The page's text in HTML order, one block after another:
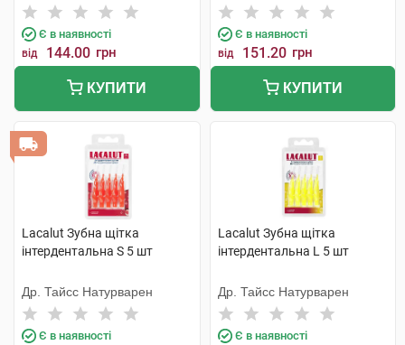
Меньюфекчурінг
Є в наявності
від 144.00 грн
КУПИТИ
Є в наявності
від 151.20 грн
КУПИТИ
Lacalut Зубна щітка
інтердентальна S 5 шт
Др. Тайсс Натурварен
Є в наявності
Lacalut Зубна щітка
інтердентальна L 5 шт
Др. Тайсс Натурварен
Є в наявності